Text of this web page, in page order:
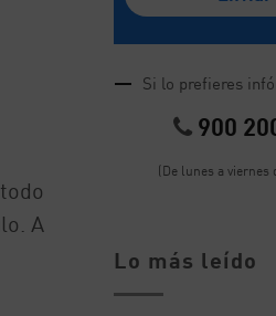
A
Si lo prefieres
900
(De lunes a viernes
Lo más leído